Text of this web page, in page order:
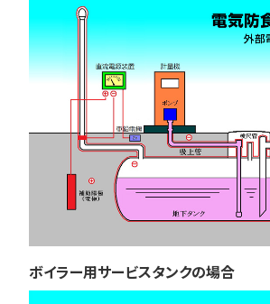
ボイラー用サービスタンクの場合